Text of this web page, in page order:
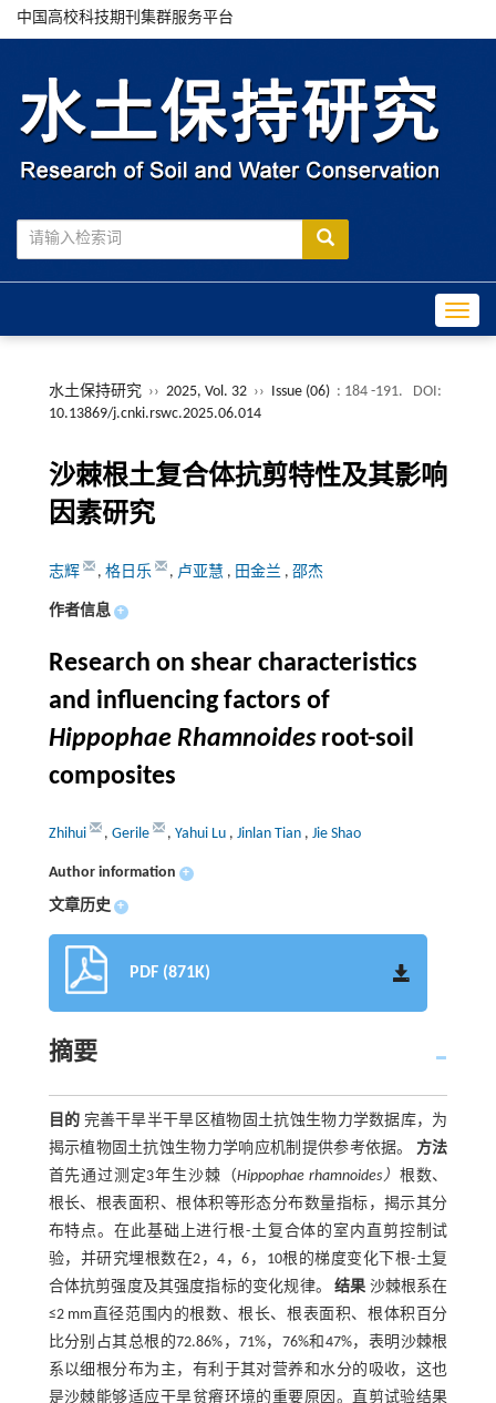
中国高校科技期刊集群服务平台
水土保持研究 ›› 2025, Vol. 32 ›› Issue (06) : 184 -191.
DOI:
10.13869/j.cnki.rswc.2025.06.014
沙棘根土复合体抗剪特性及其影响
因素研究
志辉 , 格日乐 , 卢亚慧 , 田金兰 , 邵杰
作者信息 +
Research on shear characteristics
and influencing factors of
Hippophae Rhamnoidesroot-soil
composites
Zhihui , Gerile , Yahui Lu , Jinlan Tian , Jie Shao
Author information +
文章历史 +
PDF (871K)
摘要
目的 完善干旱半干旱区植物固土抗蚀生物力学数据库，为
揭示植物固土抗蚀生物力学响应机制提供参考依据。方法
首先通过测定3年生沙棘（Hippophae rhamnoides） 根数、
根长、根表面积、根体积等形态分布数量指标，揭示其分
布特点。在此基础上进行根-土复合体的室内直剪控制试
验，并研究埋根数在2，4，6，10根的梯度变化下根-土复
合体抗剪强度及其强度指标的变化规律。结果 沙棘根系在
≤2 mm直径范围内的根数、根长、根表面积、根体积百分
比分别占其总根的72.86%，71%，76%和47%，表明沙棘根
系以细根分布为主，有利于其对营养和水分的吸收，这也
是沙棘能够适应干旱贫瘠环境的重要原因。直剪试验结果